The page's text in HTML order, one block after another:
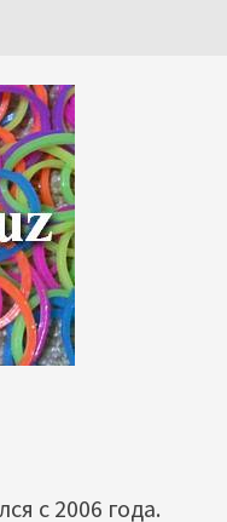
с 2006 года.